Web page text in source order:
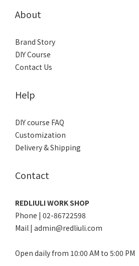
About
Brand Story
DIY Course
Contact Us
Help
DIY course FAQ
Customization
Delivery & Shipping
Contact
REDLIULI WORK SHOP
Phone | 02-86722598
Mail | admin@redliuli.com
Open daily from 10:00 AM to 5:00 PM